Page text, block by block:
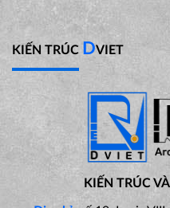
KIẾN TRÚC DVIET
KIẾN TRÚC